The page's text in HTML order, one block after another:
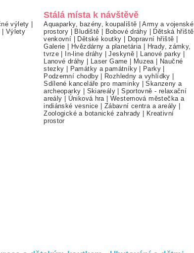
výlety
Výlety
Stálá místa k návštěvě
Aquaparky, bazény, koupaliště |Army a vojenské
prostory
Bludiště Bobové dráhy
Dětská hřiště
venkovní
Dětské koutky Dopravní hřiště
Galerie
Hvězdárny a planetária
Hrady, zámky,
tvrze
In-line dráhy |Jeskyně Lanové parky
Lanové dráhy
Laser Game Muzea
Naučné
stezky
Památky a památníky| Parky
Podzemní chodby| Rozhledny a vyhlídky
Sdílené kanceláře pro maminky |Skanzeny a
archeoparky
Skiareály |Sportovně - relaxační
areály
Úniková hra |Westernová městečka a
indiánské vesnice
Zábavní centra a areály
Zoologické a botanické zahrady
Kreativní
prostor